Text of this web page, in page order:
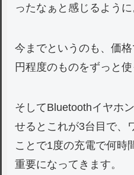
ったなぁと感じるように
今までというのも、価
円程度のものをずっと使
そしてBluetoothイヤホ
せるとこれが3台目で、
ことで1度の充電で何時
重要になってきます。